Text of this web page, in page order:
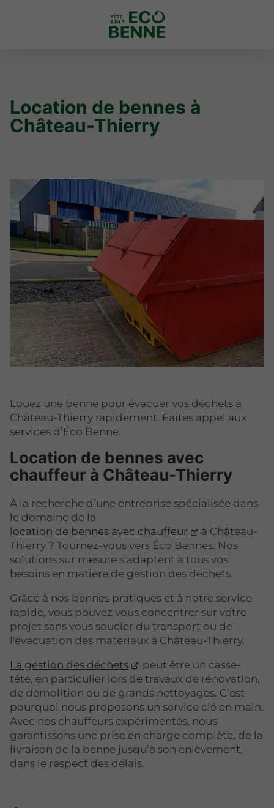
Location de bennes à
Château-Thierry
Louez une benne pour évacuer vos déchets à
Château-Thierry rapidement. Faites appel aux
services d’Éco Benne.
Location de bennes avec
chauffeur à Château-Thierry
À la recherche d’une entreprise spécialisée dans
le domaine de la
location de bennes avec chauffeur
à Château-
Thierry ? Tournez-vous vers Éco Bennes. Nos
solutions sur mesure s’adaptent à tous vos
besoins en matière de gestion des déchets.
Grâce à nos bennes pratiques et à notre service
rapide, vous pouvez vous concentrer sur votre
projet sans vous soucier du transport ou de
l'évacuation des matériaux à Château-Thierry.
La gestion des déchets
peut être un casse-
tête, en particulier lors de travaux de rénovation,
de démolition ou de grands nettoyages. C’est
pourquoi nous proposons un service clé en main.
Avec nos chauffeurs expérimentés, nous
garantissons une prise en charge complète, de la
livraison de la benne jusqu’à son enlèvement,
dans le respect des délais.